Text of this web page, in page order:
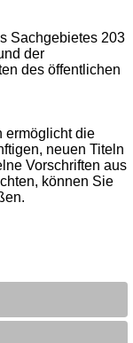
Sachgebietes 203
der
des öffentlichen
ermöglicht die
neuen Titeln
Vorschriften aus
können Sie